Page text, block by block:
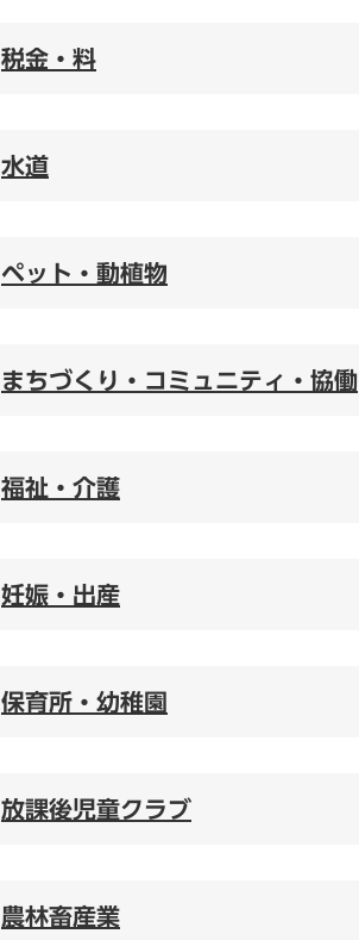
税金・料
水道
ペット・動植物
まちづくり・コミュニティ・協働
福祉・介護
妊娠・出産
保育所・幼稚園
放課後児童クラブ
農林畜産業